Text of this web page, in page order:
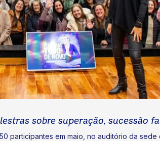
sobre superação, sucessão
participantes em maio, no auditório da sede